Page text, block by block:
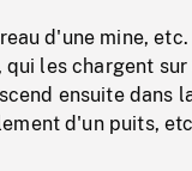
d'une mine, etc.
les chargent sur
ensuite dans
d'un puits,